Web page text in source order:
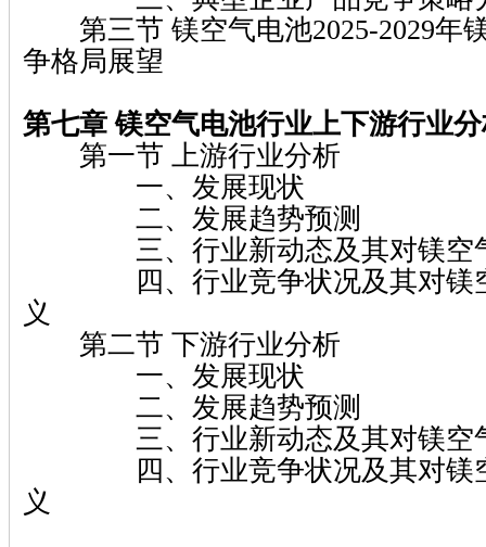
第三节 镁空气电池2025-2029年
争格局展望
第七章 镁空气电池行业上下游行业
第一节 上游行业分析
一、发展现状
二、发展趋势预测
三、行业新动态及其对镁空气
四、行业竞争状况及其对镁空
义
第二节 下游行业分析
一、发展现状
二、发展趋势预测
三、行业新动态及其对镁空气
四、行业竞争状况及其对镁空
义